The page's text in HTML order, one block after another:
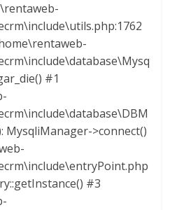
#1
MysqliManager->connect()
#3